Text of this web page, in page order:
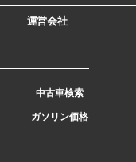
運営会社
中古車検索
ガソリン価格